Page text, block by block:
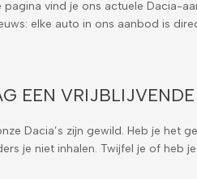
pagina vind je ons actuele Dacia-
elke auto in ons aanbod is
EEN
Dacia’s zijn gewild. Heb je het
je niet inhalen. Twijfel je of heb